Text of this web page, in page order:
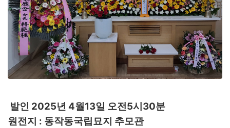
발인 2025년 4월13일 오전5시30분
원전지 : 동작동국립묘지 추모관